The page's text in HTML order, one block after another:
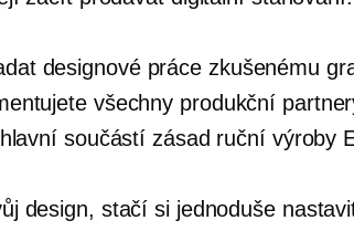
designové práce zkušenému
všechny produkční
součástí zásad ruční výroby
design, stačí si jednoduše